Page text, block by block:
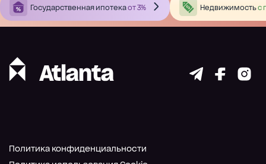
Государственная ипотекаот 3% Недвижимостьс
Политика конфиденциальности